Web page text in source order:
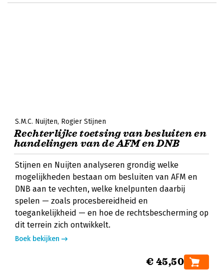
S.M.C. Nuijten Rogier Stijnen
Rechterlijke toetsing van besluiten en
handelingen van de AFM en DNB
Stijnen en Nuijten analyseren grondig welke
mogelijkheden bestaan om besluiten van AFM en
DNB aan te vechten, welke knelpunten daarbij
spelen — zoals procesbereidheid en
toegankelijkheid — en hoe de rechtsbescherming op
dit terrein zich ontwikkelt.
Boek bekijken
€ 45,50